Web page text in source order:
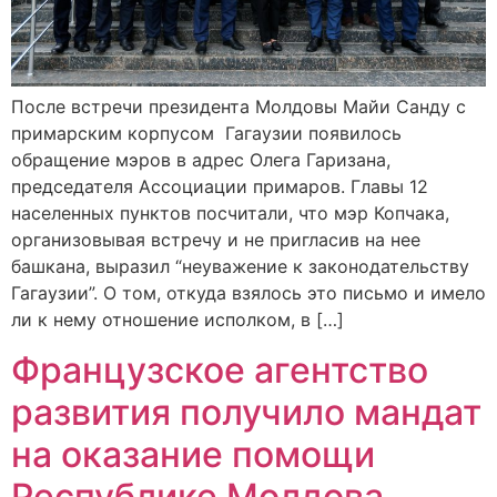
После встречи президента Молдовы Майи Санду с
примарским корпусом Гагаузии появилось
обращение мэров в адрес Олега Гаризана,
председателя Ассоциации примаров. Главы 12
населенных пунктов посчитали, что мэр Копчака,
организовывая встречу и не пригласив на нее
башкана, выразил “неуважение к законодательству
Гагаузии”. О том, откуда взялось это письмо и имело
ли к нему отношение исполком, в […]
Французское агентство
развития получило мандат
на оказание помощи